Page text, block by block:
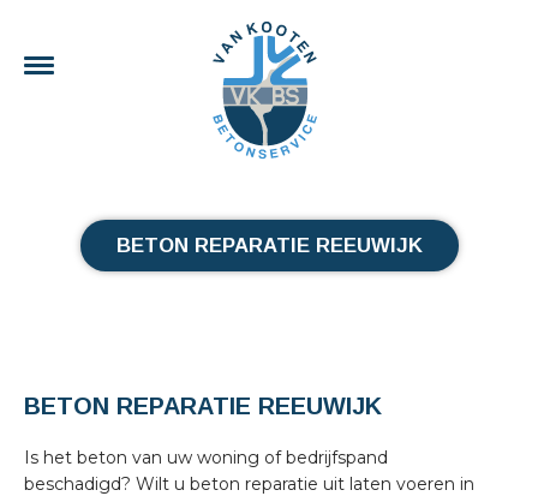
BETON REPARATIE REEUWIJK
BETON REPARATIE REEUWIJK
Is het beton van uw woning of bedrijfspand
beschadigd? Wilt u beton reparatie uit laten voeren in